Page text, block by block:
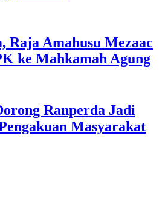
Raja Amahusu Mezaac
ke Mahkamah Agung
Ranperda Jadi
Masyarakat